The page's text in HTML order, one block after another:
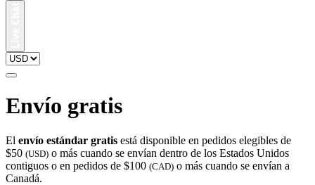
Envío gratis
El envío estándar gratis está disponible en pedidos elegibles de
$50 (USD) o más cuando se envían dentro de los Estados Unidos
contiguos o en pedidos de $100 (CAD) o más cuando se envían a
Canadá.